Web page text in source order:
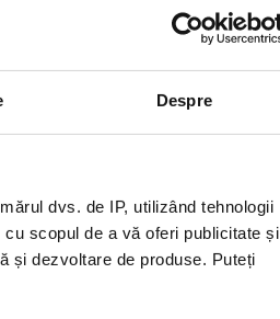
Despre
dvs. de IP, utilizând tehnologii
scopul de a vă oferi publicitate și
și dezvoltare de produse. Puteți